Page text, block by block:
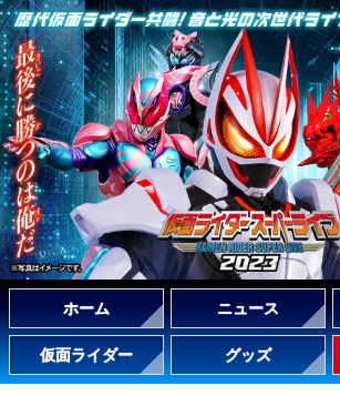
ホーム ニュース
仮面ライダー グッズ